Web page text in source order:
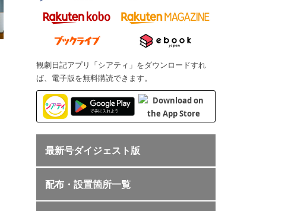
観劇日記アプリ「シアティ」をダウンロードすれ
ば、電子版を無料購読できます。
最新号ダイジェスト版
配布・設置箇所一覧